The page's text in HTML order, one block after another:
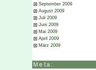
September 2009
August 2009
Juli 2009
Juni 2009
Mai 2009
April 2009
März 2009
Meta: